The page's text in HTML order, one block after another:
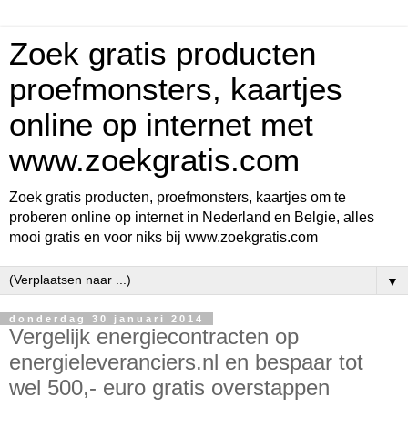
Zoek gratis producten
proefmonsters, kaartjes
online op internet met
www.zoekgratis.com
Zoek gratis producten, proefmonsters, kaartjes om te
proberen online op internet in Nederland en Belgie, alles
mooi gratis en voor niks bij www.zoekgratis.com
▼
donderdag 30 januari 2014
Vergelijk energiecontracten op
energieleveranciers.nl en bespaar tot
wel 500,- euro gratis overstappen